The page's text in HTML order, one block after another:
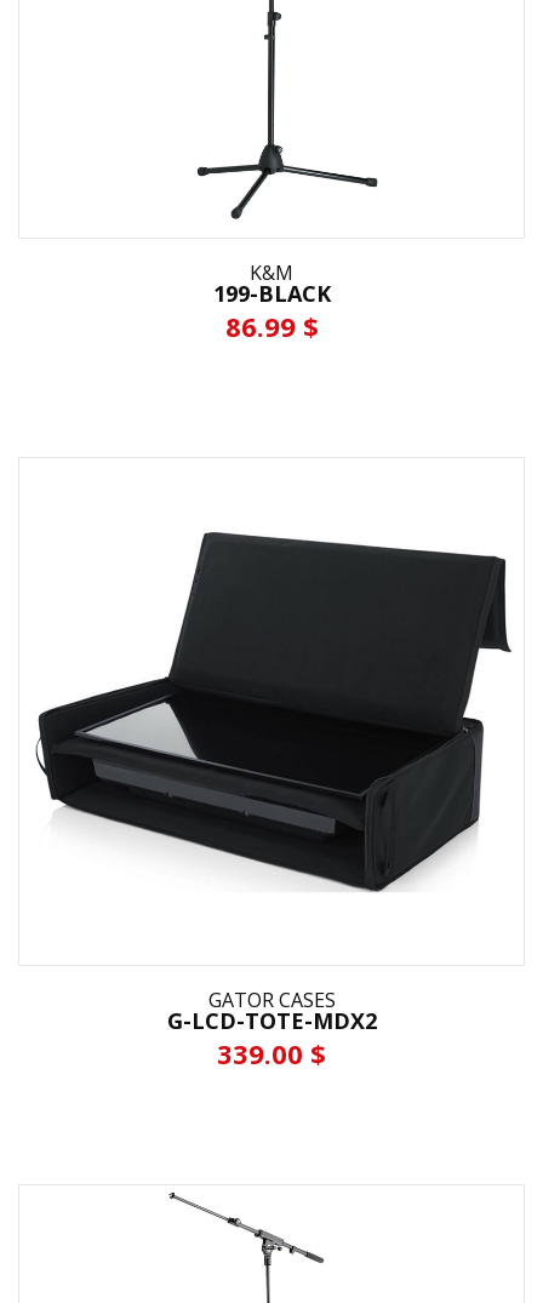
K&M
199-BLACK
86.99 $
GATOR CASES
G-LCD-TOTE-MDX2
339.00 $